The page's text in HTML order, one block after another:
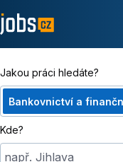
Jakou práci hledáte?
Bankovnictví a
Kde?
např. Jihlava